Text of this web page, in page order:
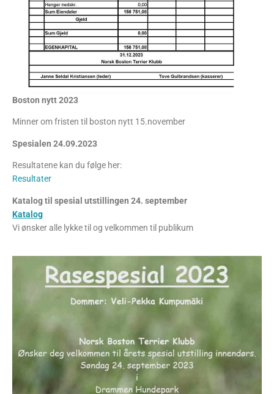
Boston nytt 2023
Minner om fristen til boston nytt 15.november
Spesialen 24.09.2023
Resultatene kan du følge her:
Resultater
Katalog til spesial utstillingen 24. september
Katalog
Vi ønsker alle lykke til og velkommen til publikum